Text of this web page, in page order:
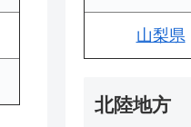
山梨県
北陸地方